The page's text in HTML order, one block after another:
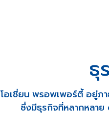
ธุ
โอเชี่ยน พรอพเพอร์ตี้ อยู่ภ
ซึ่งมีธุรกิจที่หลากหลาย